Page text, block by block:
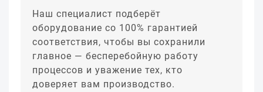
Наш специалист подберёт
оборудование со 100% гарантией
соответствия, чтобы вы сохранили
главное — бесперебойную работу
процессов и уважение тех, кто
доверяет вам производство.